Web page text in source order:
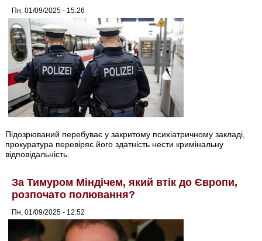
Пн, 01/09/2025 - 15:26
Підозрюваний перебуває у закритому психіатричному закладі,
прокуратура перевіряє його здатність нести кримінальну
відповідальність.
За Тимуром Міндічем, який втік до Європи,
розпочато полювання?
Пн, 01/09/2025 - 12:52